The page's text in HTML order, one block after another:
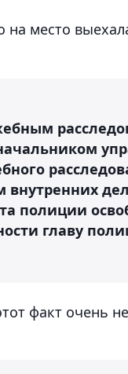
место
полиции
главу
факт очень